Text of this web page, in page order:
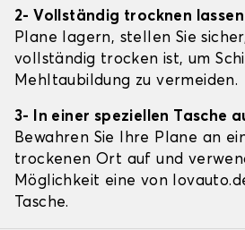
2- Vollständig trocknen
Plane lagern, stellen Sie
vollständig trocken ist, um
Mehltaubildung zu vermeiden.
3- In einer speziellen Tasche
Bewahren Sie Ihre Plane an
trockenen Ort auf und
Möglichkeit eine von
Tasche.